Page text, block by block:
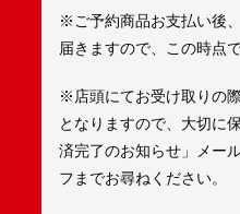
※ご予約商品お支払い後
届きますので、この時点
※店頭にてお受け取りの
となりますので、大切に
済完了のお知らせ」メー
フまでお尋ねください。